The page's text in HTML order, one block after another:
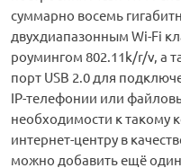
суммарно восемь
двухдиапазонным Wi-Fi
роумингом 802.11k/r/v, а
порт USB 2.0 для
IP-телефонии или
необходимости к такому
интернет-центру в
можно добавить ещё